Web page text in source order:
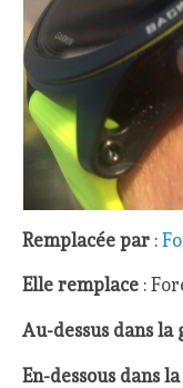
Remplacée par :
Elle remplace :
Au-dessus dans la
En-dessous dans